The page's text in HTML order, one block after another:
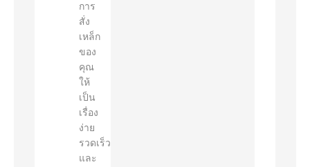
การ
สั่ง
เหล็ก
ของ
คุณ
ให้
เป็น
เรื่อง
ง่าย
รวดเร็ว
และ